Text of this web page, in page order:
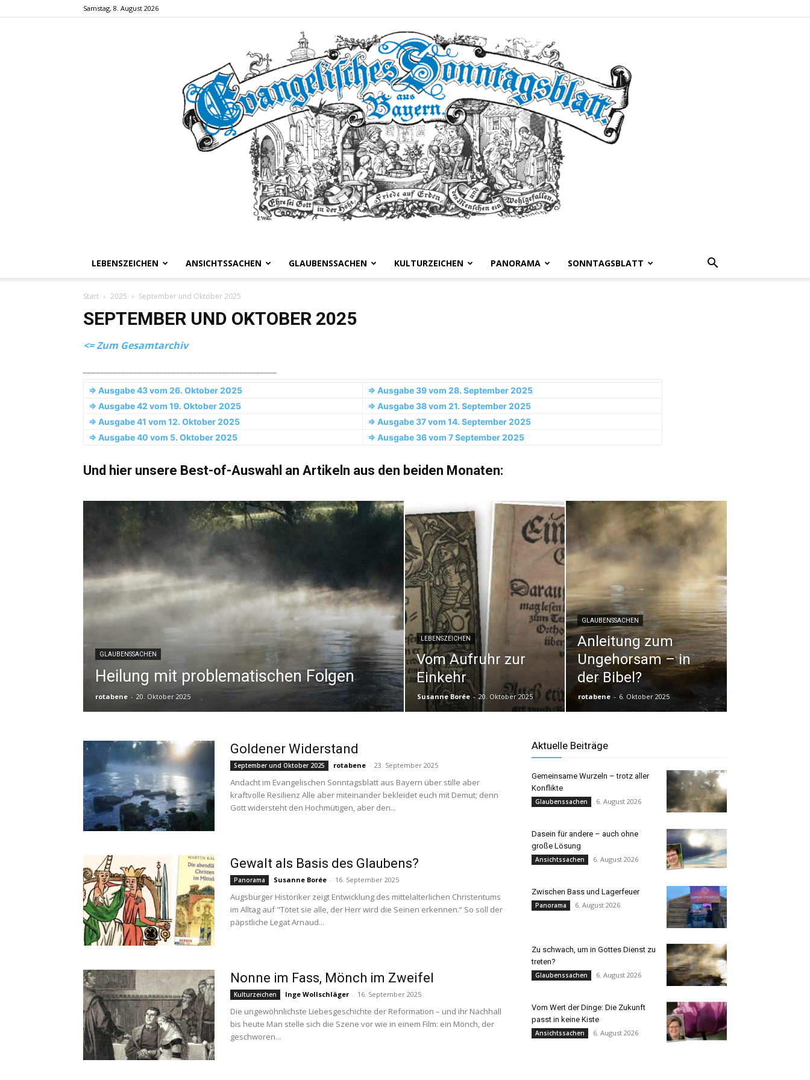
Samstag, 8. August 2026
LEBENSZEICHEN ANSICHTSSACHEN GLAUBENSSACHEN KULTURZEICHEN PANORAMA SONNTAGSBLATT
Start 2025 September und Oktober 2025
SEPTEMBER UND OKTOBER 2025
<= Zum Gesamtarchiv
=> Ausgabe 43 vom 26. Oktober 2025
=> Ausgabe 39 vom 28. September 2025
=> Ausgabe 42 vom 19. Oktober 2025
=> Ausgabe 38 vom 21. September 2025
=> Ausgabe 41 vom 12. Oktober 2025
=> Ausgabe 37 vom 14. September 2025
=> Ausgabe 40 vom 5. Oktober 2025
=> Ausgabe 36 vom 7 September 2025
Und hier unsere Best-of-Auswahl an Artikeln aus den beiden Monaten:
GLAUBENSSACHEN
Heilung mit problematischen Folgen
rotabene - 20. Oktober 2025
LEBENSZEICHEN
Vom Aufruhr zur
Einkehr
Susanne Borée - 20. Oktober 2025
GLAUBENSSACHEN
Anleitung zum
Ungehorsam – in
der Bibel?
rotabene - 6. Oktober 2025
Goldener Widerstand
September und Oktober 2025 rotabene - 23. September 2025
Andacht im Evangelischen Sonntagsblatt aus Bayern über stille aber
kraftvolle Resilienz Alle aber miteinander bekleidet euch mit Demut; denn
Gott widersteht den Hochmütigen, aber den...
Gewalt als Basis des Glaubens?
Panorama Susanne Borée - 16. September 2025
Augsburger Historiker zeigt Entwicklung des mittelalterlichen Christentums
im Alltag auf "Tötet sie alle, der Herr wird die Seinen erkennen.“ So soll der
päpstliche Legat Arnaud...
Nonne im Fass, Mönch im Zweifel
Kulturzeichen Inge Wollschläger - 16. September 2025
Die ungewöhnlichste Liebesgeschichte der Reformation – und ihr Nachhall
bis heute Man stelle sich die Szene vor wie in einem Film: ein Mönch, der
geschworen...
Aktuelle Beiträge
Gemeinsame Wurzeln – trotz aller
Konflikte
Glaubenssachen 6. August 2026
Dasein für andere – auch ohne
große Lösung
Ansichtssachen 6. August 2026
Zwischen Bass und Lagerfeuer
Panorama 6. August 2026
Zu schwach, um in Gottes Dienst zu
treten?
Glaubenssachen 6. August 2026
Vom Wert der Dinge: Die Zukunft
passt in keine Kiste
Ansichtssachen 6. August 2026